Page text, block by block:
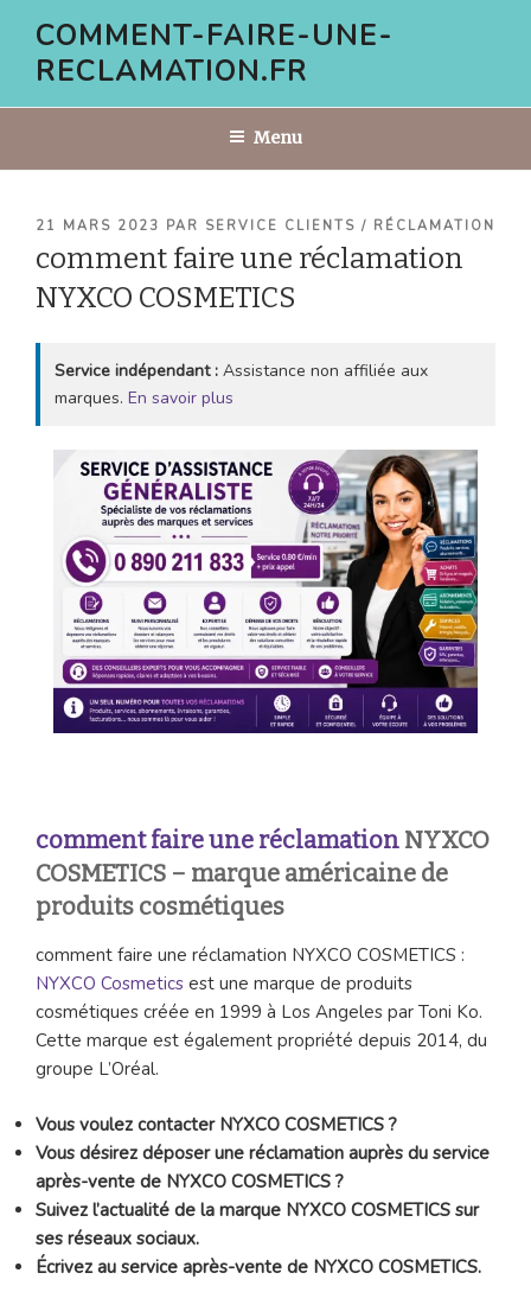
contenu
COMMENT-FAIRE-UNE-
RECLAMATION.FR
Menu
PUBLIÉ
21 MARS 2023 PAR SERVICE CLIENTS / RÉCLAMATION
comment faire une réclamation
NYXCO COSMETICS
Service indépendant : Assistance non affiliée aux
marques. En savoir plus
comment faire une réclamation NYXCO
COSMETICS – marque américaine de
produits cosmétiques
comment faire une réclamation NYXCO COSMETICS :
NYXCO Cosmetics est une marque de produits
cosmétiques créée en 1999 à Los Angeles par Toni Ko.
Cette marque est également propriété depuis 2014, du
groupe L’Oréal.
Vous voulez contacter NYXCO COSMETICS ?
Vous désirez déposer une réclamation auprès du service
après-vente de NYXCO COSMETICS ?
Suivez l’actualité de la marque NYXCO COSMETICS sur
ses réseaux sociaux.
Écrivez au service après-vente de NYXCO COSMETICS.